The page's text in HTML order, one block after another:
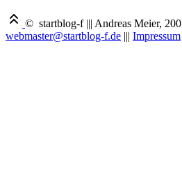
© startblog-f ||| Andreas Meier,
webmaster@startblog-f.de ||| Impressum